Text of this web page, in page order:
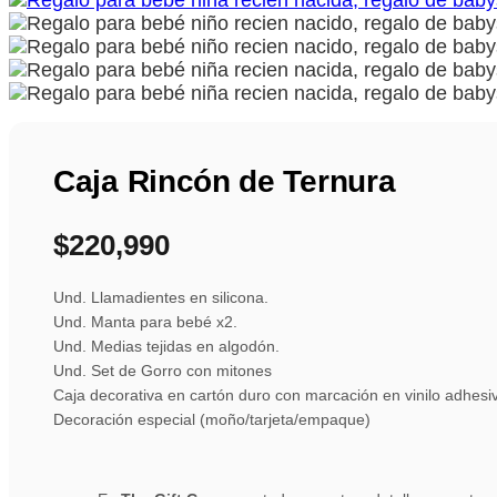
Caja Rincón de Ternura
$220,990
Und. Llamadientes en silicona.
Und. Manta para bebé x2.
Und. Medias tejidas en algodón.
Und. Set de Gorro con mitones
Caja decorativa en cartón duro con marcación en vinilo
Decoración especial (moño/tarjeta/empaque)